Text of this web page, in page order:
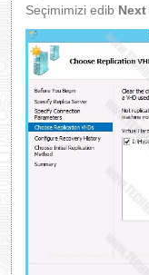
Seçimimizi edib Next